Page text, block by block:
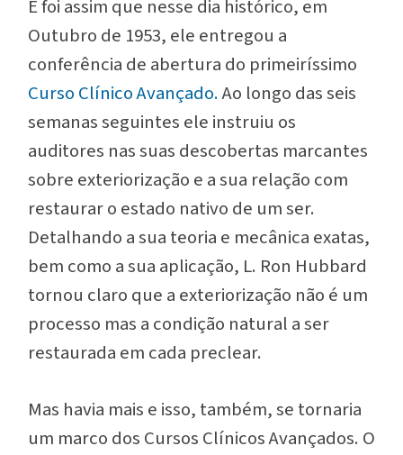
E foi assim que nesse dia histórico, em
Outubro de 1953, ele entregou a
conferência de abertura do primeiríssimo
Curso Clínico Avançado.Ao longo das seis
semanas seguintes ele instruiu os
auditores nas suas descobertas marcantes
sobre exteriorização e a sua relação com
restaurar o estado nativo de um ser.
Detalhando a sua teoria e mecânica exatas,
bem como a sua aplicação, L. Ron Hubbard
tornou claro que a exteriorização não é um
processo mas a condição natural a ser
restaurada em cada preclear.
Mas havia mais e isso, também, se tornaria
um marco dos Cursos Clínicos Avançados. O